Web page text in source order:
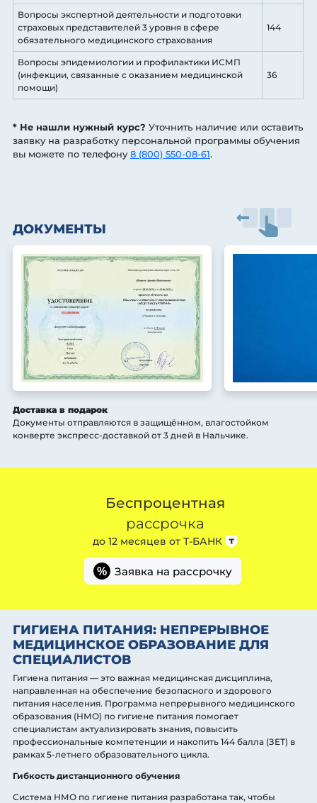
Вопросы экспертной деятельности и подготовки
страховых представителей 3 уровня в сфере
обязательного медицинского страхования
144
Вопросы эпидемиологии и профилактики ИСМП
(инфекции, связанные с оказанием медицинской
помощи)
36
* Не нашли нужный курс? Уточнить наличие или оставить
заявку на разработку персональной программы обучения
вы можете по телефону8 (800) 550-08-61.
ДОКУМЕНТЫ
Доставка в подарок
Документы отправляются в защищённом, влагостойком
конверте экспресс-доставкой от 3 дней в Нальчике.
Беспроцентная
рассрочка
до 12 месяцев от Т-БАНК
% Заявка на рассрочку
ГИГИЕНА ПИТАНИЯ: НЕПРЕРЫВНОЕ
МЕДИЦИНСКОЕ ОБРАЗОВАНИЕ ДЛЯ
СПЕЦИАЛИСТОВ
Гигиена питания — это важная медицинская дисциплина,
направленная на обеспечение безопасного и здорового
питания населения. Программа непрерывного медицинского
образования (НМО) по гигиене питания помогает
специалистам актуализировать знания, повысить
профессиональные компетенции и накопить 144 балла (ЗЕТ) в
рамках 5-летнего образовательного цикла.
Гибкость дистанционного обучения
Система НМО по гигиене питания разработана так, чтобы